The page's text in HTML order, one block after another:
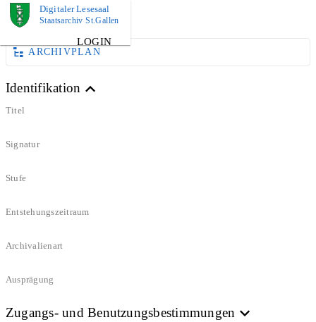
Digitaler Lesesaal
Staatsarchiv St.Gallen
LOGIN
DOKUMENT
ARCHIVPLAN
Identifikation
Titel
Signatur
Stufe
Entstehungszeitraum
Archivalienart
Ausprägung
Zugangs- und Benutzungsbestimmungen